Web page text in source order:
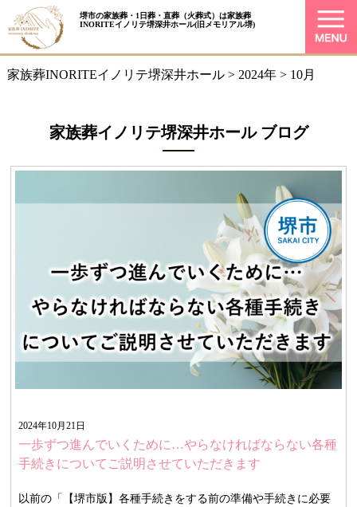
堺市の家族葬・1日葬・直葬（火葬式）は家族葬
INORITEイノリテ堺深井ホール(旧メモリアル堺)
家族葬INORITEイノリテ堺深井ホール> 2024年> 10月
家族葬イノリテ堺深井ホール ブログ
2024年10月21日
一歩ずつ進んでいくために…やらなければならない各種
手続きについてご説明させていただきます
以前の「【堺市版】各種手続きをする前の準備や手続きに必要